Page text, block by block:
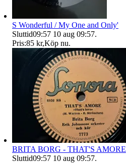
S Wonderful / My One and Only'
Sluttid09:57 10 aug 09:57.
Pris:85 kr,Köp nu.
BRITA BORG - THAT'S AMORE
Sluttid09:57 10 aug 09:57.